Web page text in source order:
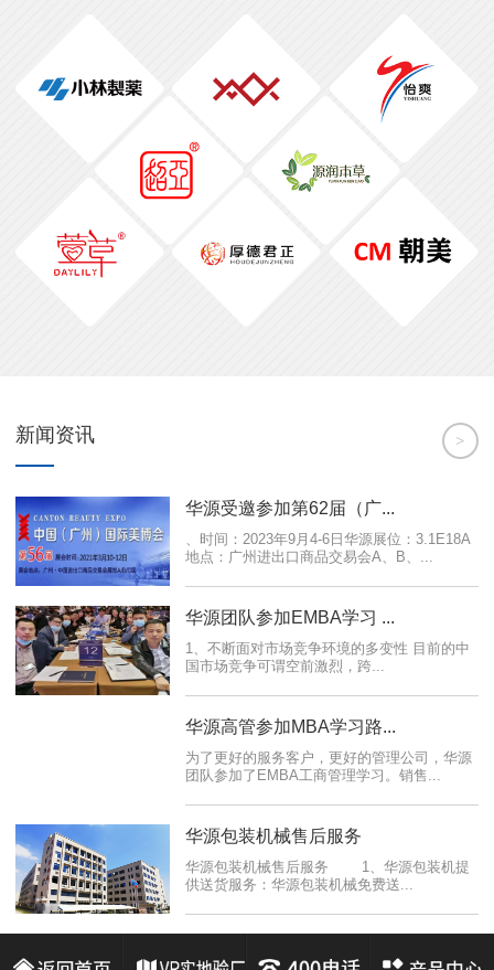
新闻资讯 >
华源受邀参加第62届（广...
、时间：2023年9月4-6日华源展位：3.1E18A
地点：广州进出口商品交易会A、B、...
华源团队参加EMBA学习 ...
1、不断面对市场竞争环境的多变性 目前的中
国市场竞争可谓空前激烈，跨...
华源高管参加MBA学习路...
为了更好的服务客户，更好的管理公司，华源
团队参加了EMBA工商管理学习。销售...
华源包装机械售后服务
华源包装机械售后服务 1、华源包装机提
供送货服务：华源包装机械免费送...